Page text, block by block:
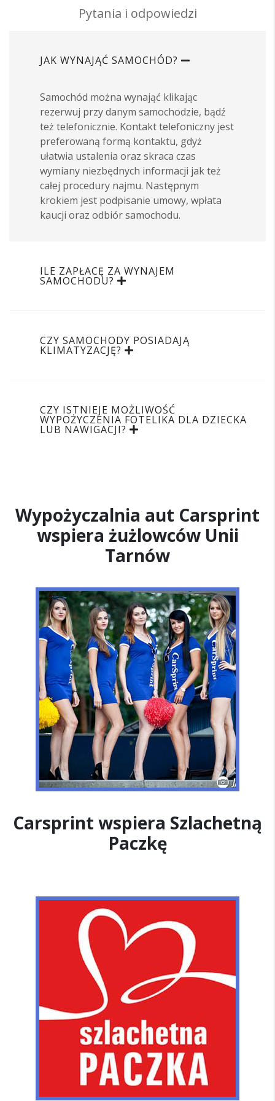
Pytania i odpowiedzi
JAK WYNAJĄĆ SAMOCHÓD?
Samochód można wynająć klikając
rezerwuj przy danym samochodzie, bądź
też telefonicznie. Kontakt telefoniczny jest
preferowaną formą kontaktu, gdyż
ułatwia ustalenia oraz skraca czas
wymiany niezbędnych informacji jak też
całej procedury najmu. Następnym
krokiem jest podpisanie umowy, wpłata
kaucji oraz odbiór samochodu.
ILE ZAPŁACĘ ZA WYNAJEM
SAMOCHODU?
CZY SAMOCHODY POSIADAJĄ
KLIMATYZACJĘ?
CZY ISTNIEJE MOŻLIWOŚĆ
WYPOŻYCZENIA FOTELIKA DLA DZIECKA
LUB NAWIGACJI?
Wypożyczalnia aut Carsprint
wspiera żużlowców Unii
Tarnów
Carsprint wspiera Szlachetną
Paczkę